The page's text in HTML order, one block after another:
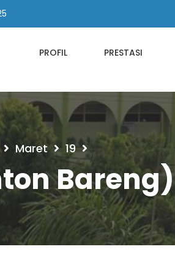
PROFIL PRESTASI
Maret 19
Bareng)